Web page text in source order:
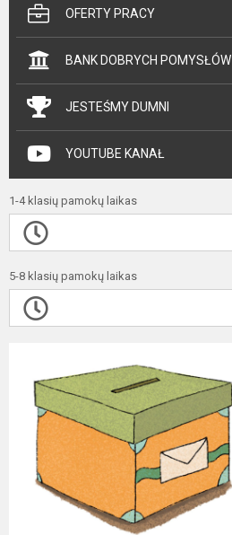
OFERTY PRACY
BANK DOBRYCH POMYSŁÓW
JESTEŚMY DUMNI
YOUTUBE KANAŁ
1-4 klasių pamokų laikas
5-8 klasių pamokų laikas